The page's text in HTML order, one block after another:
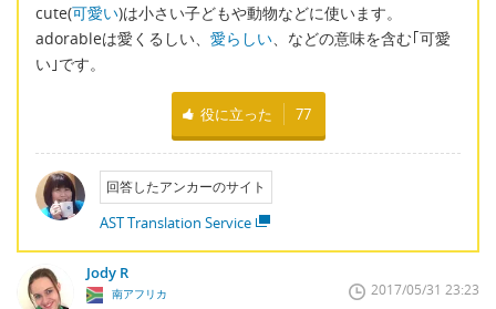
cute(可愛い)は小さい子どもや動物などに使います。
adorableは愛くるしい、 愛らしい 、などの意味を含む｢可愛
い｣です。
役に立った 77
回答したアンカーのサイト
AST Translation Service
Jody R
南アフリカ 2017/05/31 23:23